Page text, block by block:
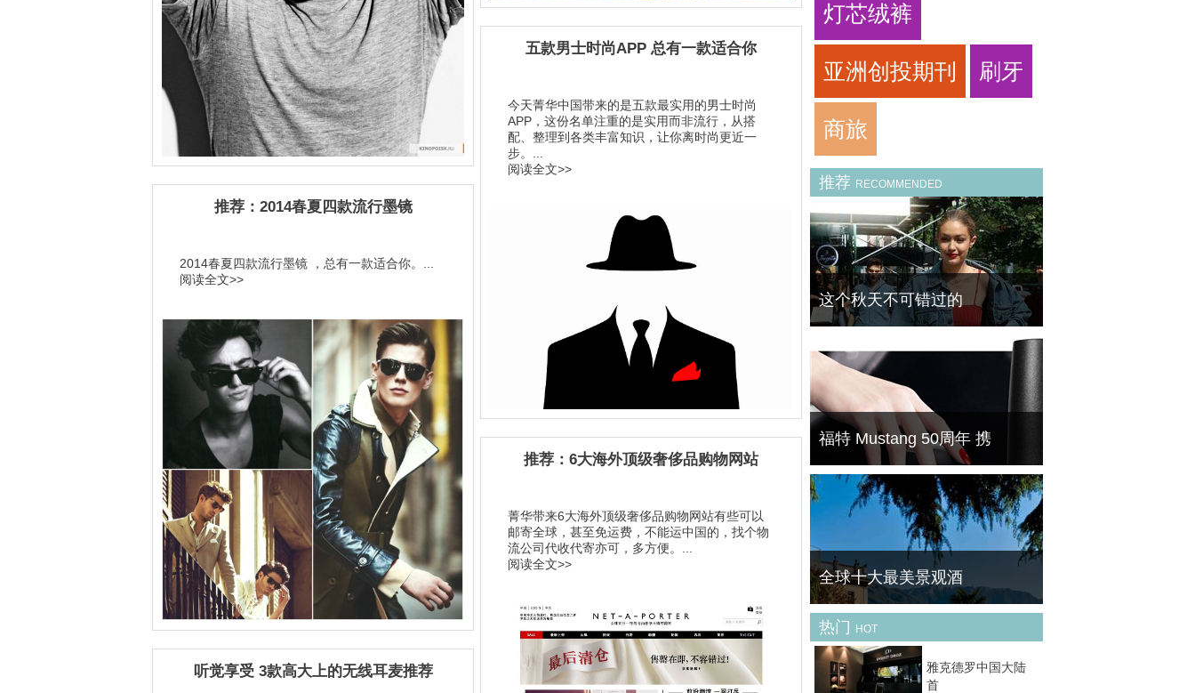
五款男士时尚APP 总有一款适合你
今天菁华中国带来的是五款最实用的男士时尚
APP，这份名单注重的是实用而非流行，从搭
配、整理到各类丰富知识，让你离时尚更近一
步。...
阅读全文>>
推荐：2014春夏四款流行墨镜
2014春夏四款流行墨镜 ，总有一款适合你。...
阅读全文>>
推荐：6大海外顶级奢侈品购物网站
菁华带来6大海外顶级奢侈品购物网站有些可以
邮寄全球，甚至免运费，不能运中国的，找个物
流公司代收代寄亦可，多方便。...
阅读全文>>
听觉享受 3款高大上的无线耳麦推荐
灯芯绒裤
亚洲创投期刊 刷牙
商旅
推荐 RECOMMENDED
这个秋天不可错过的
天气逐渐转凉，我们开始关注秋天的最新趋势
是什么，当你还在疑问和迷茫的时候，早就有
时尚达人们为我们演绎这个秋天最 IN 的时尚
潮流。来，一起来分享她们最新的秋季新衣
吧。这
福特 Mustang 50周年 携
菁华（FineBornChina）今天为大家带来的这
一款产品可以说是最奇葩的跨界产物。跑车品
牌与美甲品牌的碰撞能产生怎么样的灵感呢？
一起去先睹为快。
全球十大最美景观酒
旅行时，一间完美的酒店不仅让你身心彻底放
松，还将带给你美妙无比的观景享受。一起来
欣赏下全球最美的十大景观酒店吧！ No.1迪
拜JW万豪侯爵酒店（迪拜，阿拉伯联合酋长
热门 HOT
雅克德罗中国大陆
首